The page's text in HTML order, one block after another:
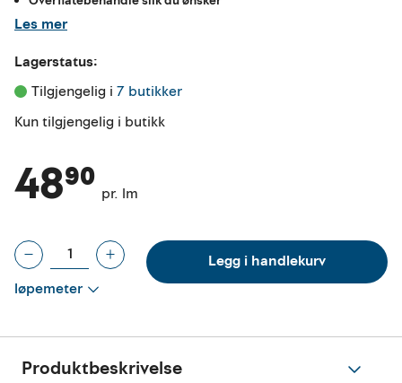
Les mer
Lagerstatus:
Tilgjengelig i 7 butikker
Kun tilgjengelig i butikk
48⁹⁰ pr. lm
løpemeter
Legg i handlekurv
Produktbeskrivelse